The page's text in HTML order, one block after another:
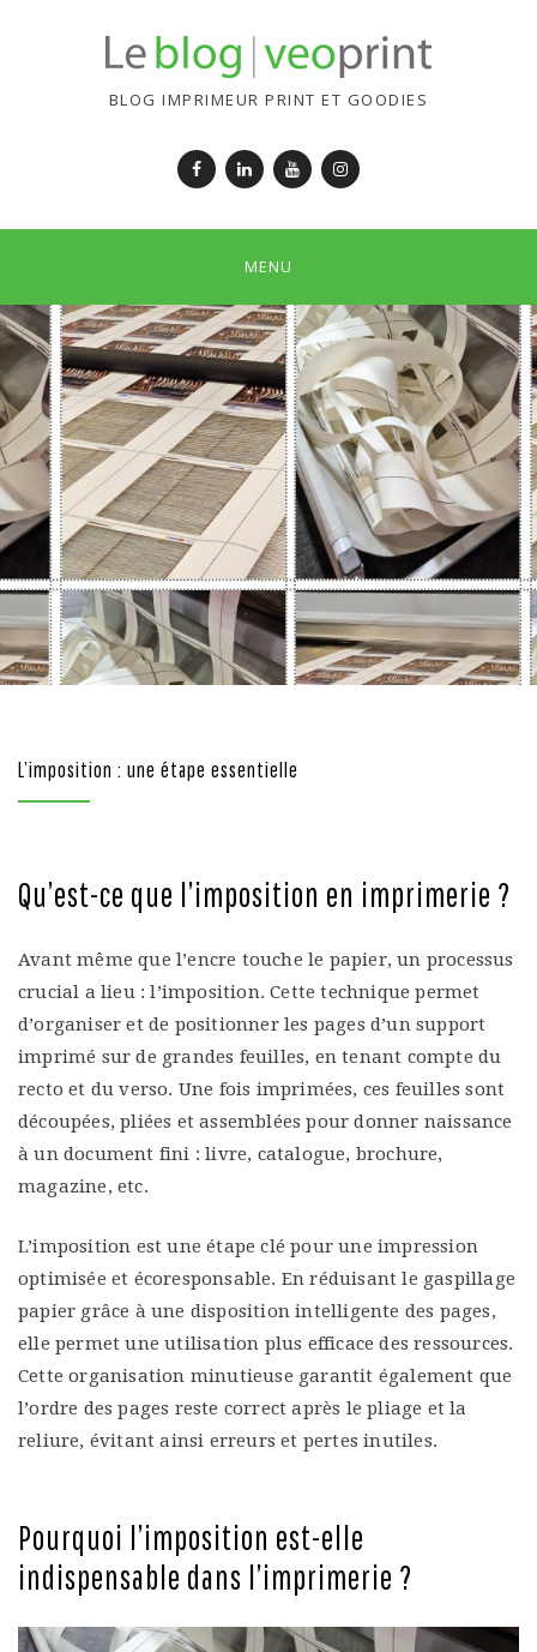
BLOG IMPRIMEUR PRINT ET GOODIES
FacebookLinkedInYouTubeInstagram
MENU
L’imposition : une étape essentielle
Qu’est-ce que l’imposition en imprimerie ?
Avant même que l’encre touche le papier, un processus
crucial a lieu : l’imposition. Cette technique permet
d’organiser et de positionner les pages d’un support
imprimé sur de grandes feuilles, en tenant compte du
recto et du verso. Une fois imprimées, ces feuilles sont
découpées, pliées et assemblées pour donner naissance
à un document fini : livre, catalogue, brochure,
magazine, etc.
L’imposition est une étape clé pour une impression
optimisée et écoresponsable. En réduisant le gaspillage
papier grâce à une disposition intelligente des pages,
elle permet une utilisation plus efficace des ressources.
Cette organisation minutieuse garantit également que
l’ordre des pages reste correct après le pliage et la
reliure, évitant ainsi erreurs et pertes inutiles.
Pourquoi l’imposition est-elle
indispensable dans l’imprimerie ?